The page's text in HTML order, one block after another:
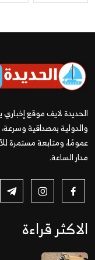
الحديدة لايف موقع إخباري
والدولية بمصداقية
عمومًا، ومتابعة مستمرة
مدار الساعة.
الاكثر قراءة